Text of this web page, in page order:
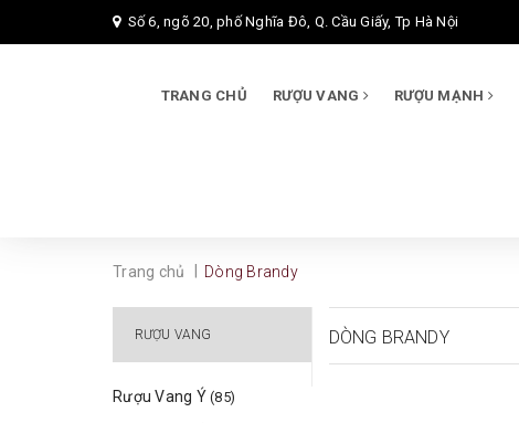
Số 6, ngõ 20, phố Nghĩa Đô, Q. Cầu Giấy, Tp Hà Nội
TRANG CHỦ RƯỢU VANG RƯỢU MẠNH
Trang chủ Dòng Brandy
DÒNG BRANDY
RƯỢU VANG
Rượu Vang Ý (85)